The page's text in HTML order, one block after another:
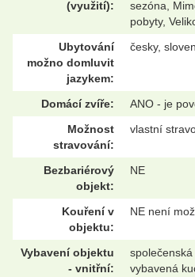
(využití):
sezóna,
pobyty,
Ubytování
možno domluvit
jazykem:
česky,
Domácí zvíře:
ANO - je
Možnost
stravování:
vlastní
Bezbariérový
objekt:
NE
Kouření v
objektu:
NE není
Vybavení objektu
- vnitřní:
vybavená